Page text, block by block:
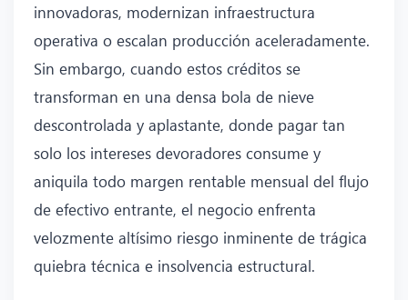
innovadoras, modernizan infraestructura
operativa o escalan producción aceleradamente.
Sin embargo, cuando estos créditos se
transforman en una densa bola de nieve
descontrolada y aplastante, donde pagar tan
solo los intereses devoradores consume y
aniquila todo margen rentable mensual del flujo
de efectivo entrante, el negocio enfrenta
velozmente altísimo riesgo inminente de trágica
quiebra técnica e insolvencia estructural.